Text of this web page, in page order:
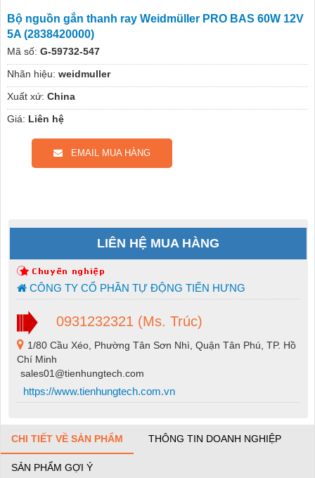
Bộ nguồn gắn thanh ray Weidmüller PRO BAS 60W 12V
5A (2838420000)
Mã số: G-59732-547
Nhãn hiệu: weidmuller
Xuất xứ: China
Giá: Liên hệ
EMAIL MUA HÀNG
LIÊN HỆ MUA HÀNG
CÔNG TY CỔ PHẦN TỰ ĐỘNG TIẾN HƯNG
0931232321 (Ms. Trúc)
1/80 Cầu Xéo, Phường Tân Sơn Nhì, Quận Tân Phú, TP. Hồ
Chí Minh
sales01@tienhungtech.com
https://www.tienhungtech.com.vn
CHI TIẾT VỀ SẢN PHẨM THÔNG TIN DOANH NGHIỆP
SẢN PHẨM GỢI Ý